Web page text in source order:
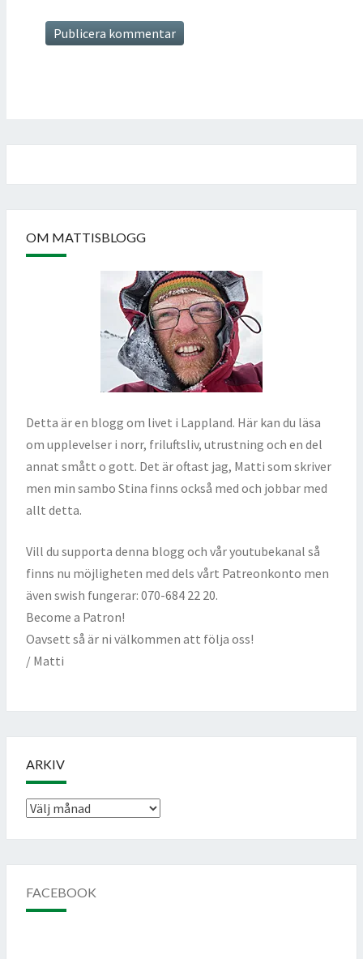
OM MATTISBLOGG
Detta är en blogg om livet i Lappland. Här kan du läsa
om upplevelser i norr, friluftsliv, utrustning och en del
annat smått o gott. Det är oftast jag, Matti som skriver
men min sambo Stina finns också med och jobbar med
allt detta.
Vill du supporta denna blogg och vår youtubekanal så
finns nu möjligheten med dels vårt Patreonkonto men
även swish fungerar: 070-684 22 20.
Become a Patron!
Oavsett så är ni välkommen att följa oss!
/ Matti
ARKIV
Arkiv
FACEBOOK